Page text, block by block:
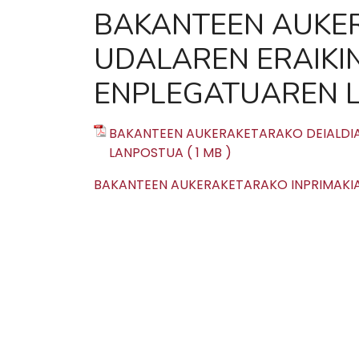
BAKANTEEN
UDALAREN
ENPLEGATUAREN
BAKANTEEN AUKERAKETARAKO
LANPOSTUA ( 1 MB )
BAKANTEEN AUKERAKETARAKO